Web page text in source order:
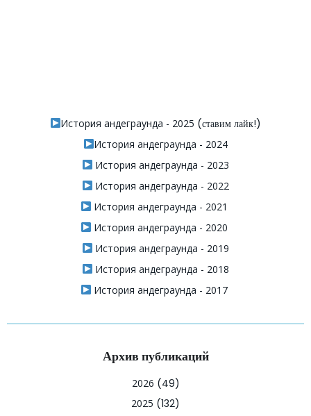
История андеграунда - 2025 (ставим лайк!)
История андеграунда - 2024
История андеграунда - 2023
История андеграунда - 2022
История андеграунда - 2021
История андеграунда - 2020
История андеграунда - 2019
История андеграунда - 2018
История андеграунда - 2017
Архив публикаций
2026 (49)
2025 (132)